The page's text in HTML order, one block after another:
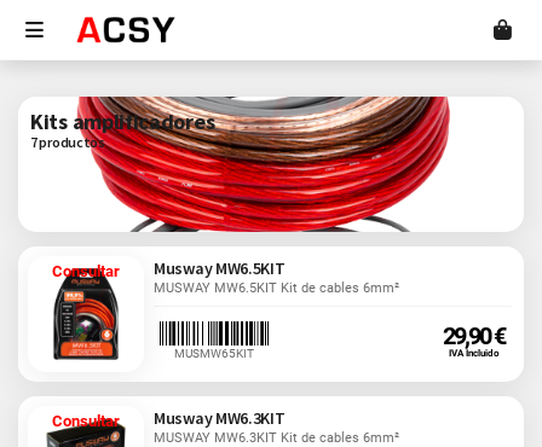
Kits amplificadores
7 productos
Consultar Musway MW6.5KIT
MUSWAY MW6.5KIT Kit de cables 6mm²
MUSMW65KIT
29,90 €
IVA Incluido
Consultar Musway MW6.3KIT
MUSWAY MW6.3KIT Kit de cables 6mm²